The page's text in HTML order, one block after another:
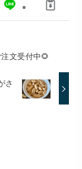
文受付中🌻
さ